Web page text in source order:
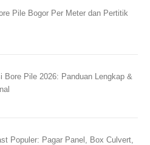
Pile Bogor Per Meter dan Pertitik
Bore Pile 2026: Panduan Lengkap &
Populer: Pagar Panel, Box Culvert,